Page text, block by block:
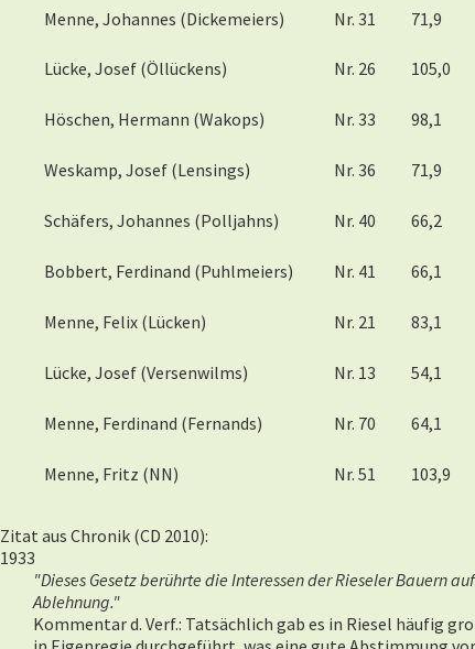
Menne, Johannes (Dickemeiers) Nr. 31 71,9
Lücke, Josef (Öllückens) Nr. 26 105,0
Höschen, Hermann (Wakops) Nr. 33 98,1
Weskamp, Josef (Lensings) Nr. 36 71,9
Schäfers, Johannes (Polljahns) Nr. 40 66,2
Bobbert, Ferdinand (Puhlmeiers) Nr. 41 66,1
Menne, Felix (Lücken) Nr. 21 83,1
Lücke, Josef (Versenwilms) Nr. 13 54,1
Menne, Ferdinand (Fernands) Nr. 70 64,1
Menne, Fritz (NN) Nr. 51 103,9
Zitat aus Chronik (CD 2010):
1933
"Dieses Gesetz berührte die Interessen der Rieseler Bauern
Ablehnung."
Kommentar d. Verf.: Tatsächlich gab es in Riesel häufig